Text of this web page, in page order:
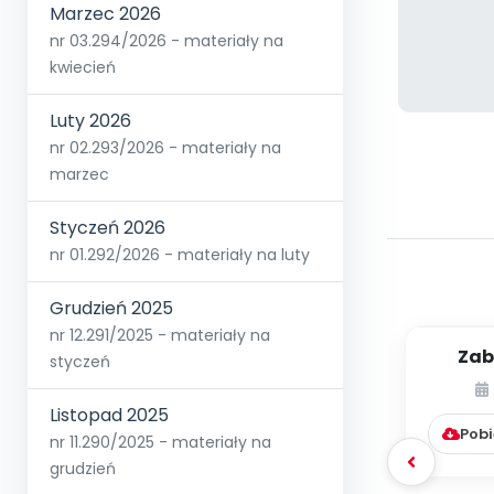
Marzec 2026
nr 03.294/2026 - materiały na
kwiecień
Luty 2026
nr 02.293/2026 - materiały na
marzec
Styczeń 2026
nr 01.292/2026 - materiały na luty
Grudzień 2025
nr 12.291/2025 - materiały na
styczeń
Listopad 2025
nr 11.290/2025 - materiały na
grudzień